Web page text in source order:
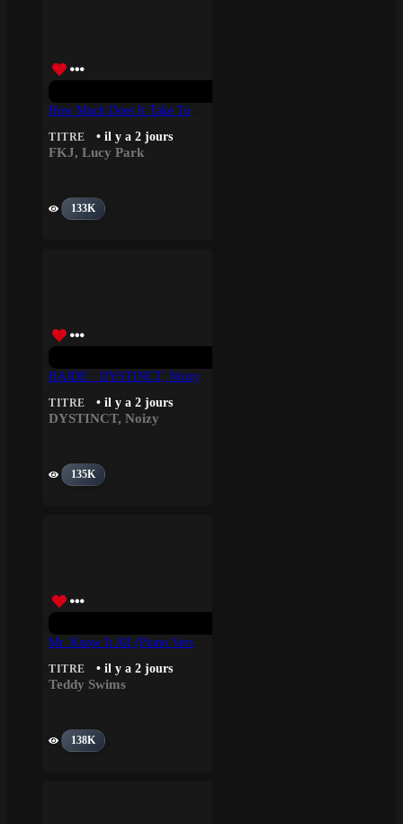
TITRE • il y a 2 jours
FKJ, Lucy Park
133K
HAJDE · DYSTINCT, Noizy
TITRE • il y a 2 jours
DYSTINCT, Noizy
135K
TITRE • il y a 2 jours
Teddy Swims
138K